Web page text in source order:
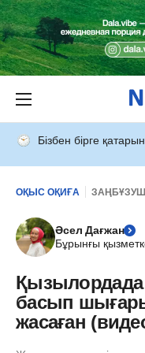
Бізбен бірге
ОҚЫС ОҚИҒА
Әсел Дағжан
Бұрынғы
Қызылордада
басып
жасаған